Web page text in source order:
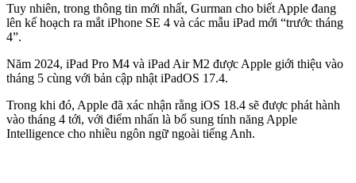
Tuy nhiên, trong thông tin mới nhất, Gurman cho biết Apple đang
lên kế hoạch ra mắt iPhone SE 4 và các mẫu iPad mới “trước tháng
4”.
Năm 2024, iPad Pro M4 và iPad Air M2 được Apple giới thiệu vào
tháng 5 cùng với bản cập nhật iPadOS 17.4.
Trong khi đó, Apple đã xác nhận rằng iOS 18.4 sẽ được phát hành
vào tháng 4 tới, với điểm nhấn là bổ sung tính năng Apple
Intelligence cho nhiều ngôn ngữ ngoài tiếng Anh.